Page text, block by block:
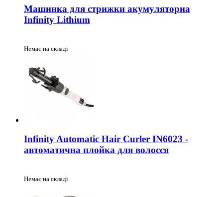
Машинка для стрижки акумуляторна
Infinity Lithium
Немає на складі
Infinity Automatic Hair Curler IN6023 -
автоматична плойка для волосся
Немає на складі